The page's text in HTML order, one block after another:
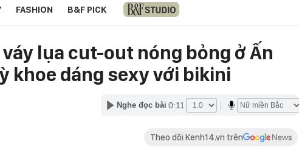
FASHION B&F PICK
lụa cut-out nóng bỏng ở Ấn
khoe dáng sexy với bikini
Nghe đọc bài 0:11
Theo dõi Kenh14.vn trên